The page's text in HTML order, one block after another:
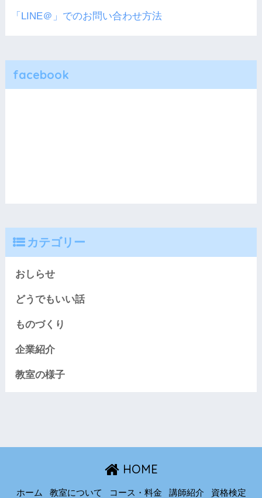
「LINE＠」でのお問い合わせ方法
facebook
カテゴリー
おしらせ
どうでもいい話
ものづくり
企業紹介
教室の様子
HOME
ホーム 教室について コース・料金 講師紹介 資格検定